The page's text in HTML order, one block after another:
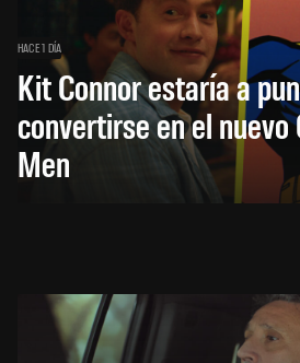
HACE 1 DÍA
Kit Connor estaría a
convertirse en el nuevo
Men